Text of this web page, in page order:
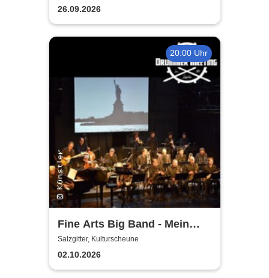
26.09.2026
20:00 Uhr
Fine Arts Big Band - Mein
amerikanischer Traum - True
Stories
Salzgitter, Kulturscheune
02.10.2026